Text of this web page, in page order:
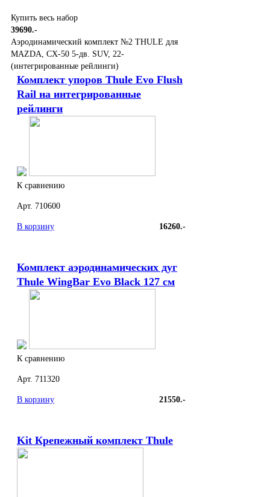
Купить весь набор
39690.-
Аэродинамический комплект №2 THULE для
MAZDA, CX-50 5-дв. SUV, 22-
(интегрированные рейлинги)
Комплект упоров Thule Evo Flush
Rail на интегрированные
рейлинги
К сравнению
Арт. 710600
В корзину 16260.-
Комплект аэродинамических дуг
Thule WingBar Evo Black 127 см
К сравнению
Арт. 711320
В корзину 21550.-
Kit Крепежный комплект Thule